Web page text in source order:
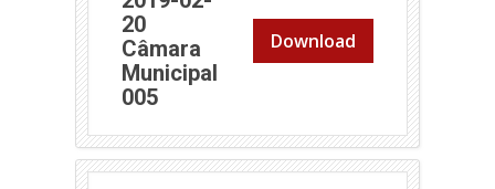
20
Câmara
Municipal
005(abre em nova janela)
Download